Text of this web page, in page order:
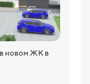
новом ЖК в